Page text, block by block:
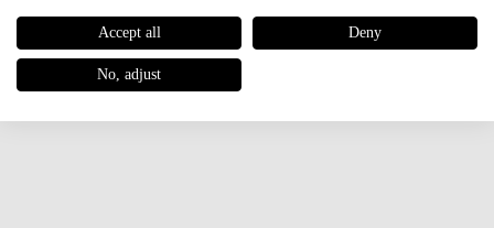
Accept all Deny
No, adjust